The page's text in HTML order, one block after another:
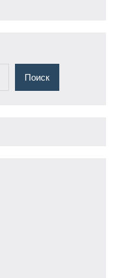
Поиск